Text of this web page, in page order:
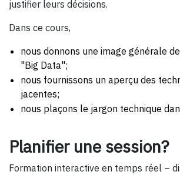
justifier leurs décisions.
Dans ce cours,
nous donnons une image générale
"Big Data";
nous fournissons un aperçu des
jacentes;
nous plaçons le jargon technique
Planifier une session?
Formation interactive en temps réel –